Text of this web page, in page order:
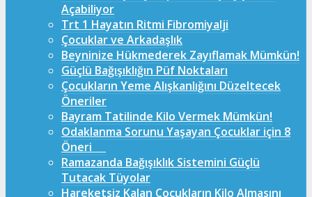
Açabiliyor
Trt 1 Hayatın Ritmi Fibromiyalji
Çocuklar ve Arkadaşlık
Beyninize Hükmederek Zayıflamak Mümkün!
Güçlü Bağışıklığın Püf Noktaları
Çocukların Yeme Alışkanlığını Düzeltecek
Öneriler
Bayram Tatilinde Kilo Vermek Mümkün!
Odaklanma Sorunu Yaşayan Çocuklar için 8
Öneri
Ramazanda Bağışıklık Sistemini Güçlü
Tutacak Tüyolar
Hareketsiz Kalan Çocukların Kilo Almasını